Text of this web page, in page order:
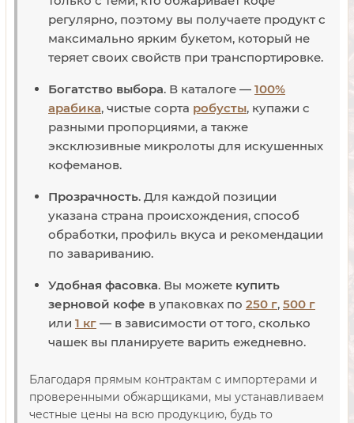
регулярно, поэтому вы получаете продукт с
максимально ярким букетом, который не
теряет своих свойств при транспортировке.
Богатство выбора. В каталоге — 100%
арабика, чистые сорта робусты, купажи с
разными пропорциями, а также
эксклюзивные микролоты для искушенных
кофеманов.
Прозрачность. Для каждой позиции
указана страна происхождения, способ
обработки, профиль вкуса и рекомендации
по завариванию.
Удобная фасовка. Вы можете купить
зерновой кофе в упаковках по 250 г, 500 г
или 1 кг — в зависимости от того, сколько
чашек вы планируете варить ежедневно.
Благодаря прямым контрактам с импортерами и
проверенными обжарщиками, мы устанавливаем
честные цены на всю продукцию, будь то